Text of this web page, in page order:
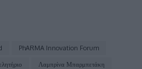
PhARMA Innovation Forum
Λαμπρίνα Μπαρμπετάκη